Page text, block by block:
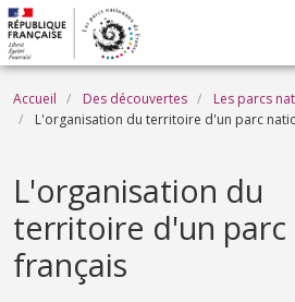
Aller au contenu principal
Fil d'Ariane
Accueil Des découvertes
Les parcs
L'organisation du territoire d'un parc
L'organisation du
territoire d'un parc
français